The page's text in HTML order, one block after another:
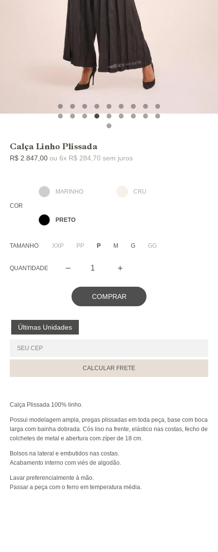
Calça Linho Plissada
R$ 2.847,00 ou 6x R$ 284,70 sem juros
COR
MARINHO CRU
PRETO
TAMANHO XXP PP P M G GG
QUANTIDADE
COMPRAR
Últimas Unidades
CALCULAR FRETE
Calça Plissada 100% linho.
Possui modelagem ampla, pregas plissadas em toda peça, base com boca
larga com bainha dobrada. Cós liso na frente, elástico nas costas, fecho de
colchetes de metal e abertura com zíper de 18 cm.
Bolsos na lateral e embutidos nas costas.
Acabamento interno com viés de algodão.
Lavar preferencialmente à mão.
Passar a peça com o ferro em temperatura média.